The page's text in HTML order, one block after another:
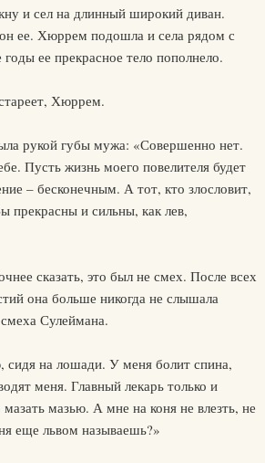
и сел на длинный широкий диван.
ее. Хюррем подошла и села рядом с
ее прекрасное тело пополнело.
Хюррем.
рукой губы мужа: «Совершенно нет.
Пусть жизнь моего повелителя будет
– бесконечным. А тот, кто злословит,
прекрасны и сильны, как лев,
сказать, это был не смех. После всех
она больше никогда не слышала
Сулеймана.
сидя на лошади. У меня болит спина,
меня. Главный лекарь только и
мазью. А мне на коня не влезть, не
еще львом называешь?»